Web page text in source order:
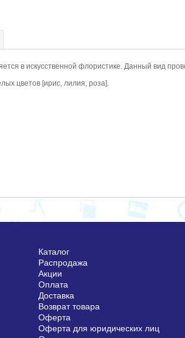
в искусственной флористике. Данный вид
цветов [ирис, лилия, роза].
Каталог
Распродажа
Акции
Оплата
Доставка
Возврат товара
Оферта
Оферта для юридических лиц